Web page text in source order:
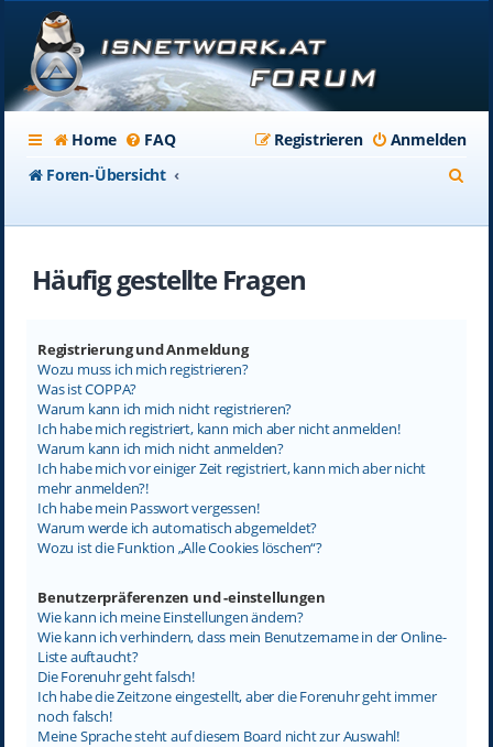
Home FAQ Anmelden
Registrieren
Foren-Übersicht
Häufig gestellte Fragen
Registrierung und Anmeldung
Wozu muss ich mich registrieren?
Was ist COPPA?
Warum kann ich mich nicht registrieren?
Ich habe mich registriert, kann mich aber nicht anmelden!
Warum kann ich mich nicht anmelden?
Ich habe mich vor einiger Zeit registriert, kann mich aber nicht
mehr anmelden?!
Ich habe mein Passwort vergessen!
Warum werde ich automatisch abgemeldet?
Wozu ist die Funktion „Alle Cookies löschen“?
Benutzerpräferenzen und -einstellungen
Wie kann ich meine Einstellungen ändern?
Wie kann ich verhindern, dass mein Benutzername in der Online-
Liste auftaucht?
Die Forenuhr geht falsch!
Ich habe die Zeitzone eingestellt, aber die Forenuhr geht immer
noch falsch!
Meine Sprache steht auf diesem Board nicht zur Auswahl!